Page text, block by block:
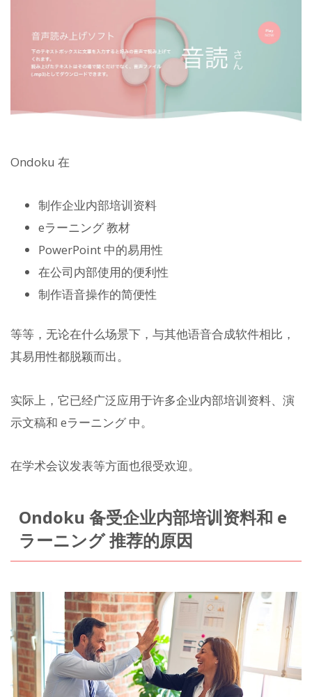
Ondoku 在
制作企业内部培训资料
eラーニング 教材
PowerPoint 中的易用性
在公司内部使用的便利性
制作语音操作的简便性
等等，无论在什么场景下，与其他语音合成软件相比，
其易用性都脱颖而出。
实际上，它已经广泛应用于许多企业内部培训资料、演
示文稿和 eラーニング 中。
在学术会议发表等方面也很受欢迎。
Ondoku 备受企业内部培训资料和 e
ラーニング 推荐的原因